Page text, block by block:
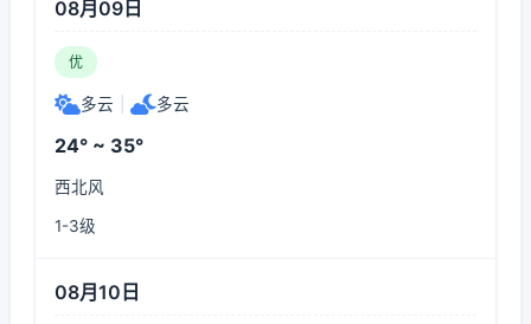
08月09日
优
多云 多云
24° ~ 35°
西北风
1-3级
08月10日